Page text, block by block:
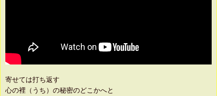
寄せては打ち返す
心の裡（うち）の秘密のどこかへと